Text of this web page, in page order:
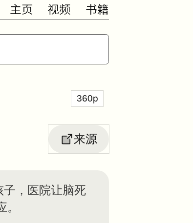
主页 视频 书籍
360p
来源
，医院让脑死